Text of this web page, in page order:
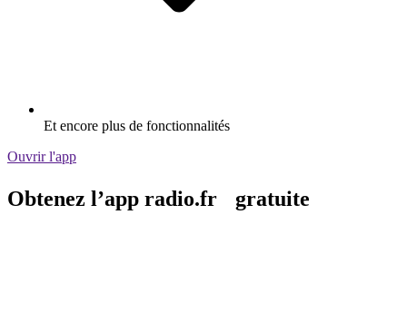
Et encore plus de fonctionnalités
Ouvrir l'app
Obtenez l’app radio.fr gratuite